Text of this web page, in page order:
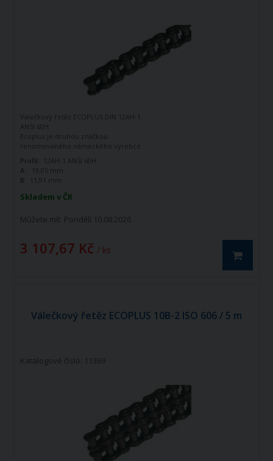
Skladem v ČR
Můžete mít: Pondělí 10.08.2026
3 107,67 Kč / ks
Válečkový řetěz ECOPLUS DIN 12AH-1
ANSI 60H
Ecoplus je druhou značkou
renomovaného německého výrobce
Tato značka vznikla jako ekonomická
řada k doplnění standardní řady tohoto
výrobce. Jedná se o kvalitní řetězy
vyráběné dle norem ANSI B 29.1
ANSI 60H je jednořadý hnací řetěz.
Profil:
12AH-1 ANSI 60H
A :
19,05 mm
B:
11,91 mm
Válečkový řetěz ECOPLUS 10B-2 ISO 606 / 5 m
Katalogové číslo: 11369